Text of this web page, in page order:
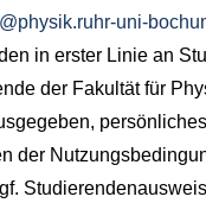
uni-
in erster Linie an
der Fakultät für
persönliches
der